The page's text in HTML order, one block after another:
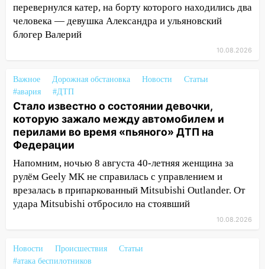
07:00 Прохладная ночь и ветреный
день: прогноз погоды в Ульяновске 10
августа
потопы и падающие деревья
парализовали Ульяновскую область: ЧП
за выходные
05:50 Пять украденных лошадей и
смертельная драка
05:00
дисков: как повседневные привычки
незаметно разрушают наш позвоночник
03:00 День скрытых ловушек и
внезапных подарков судьбы: гороскоп
09.08.2026
21:58 В Ульяновске около «нового»
перевернулся катер, на борту которого находились два
человека — девушка Александра и ульяновский
блогер Валерий
10.08.2026
Важное Дорожная обстановка Новости
Статьи
#авария
#ДТП
Стало известно о состоянии девочки,
которую зажало между автомобилем и
перилами во время «пьяного» ДТП на
Федерации
Напомним, ночью 8 августа 40-летняя женщина за
рулём Geely MK не справилась с управлением и
врезалась в припаркованный Mitsubishi Outlander. От
удара Mitsubishi отбросило на стоявший
10.08.2026
Новости Происшествия
Статьи
#атака беспилотников